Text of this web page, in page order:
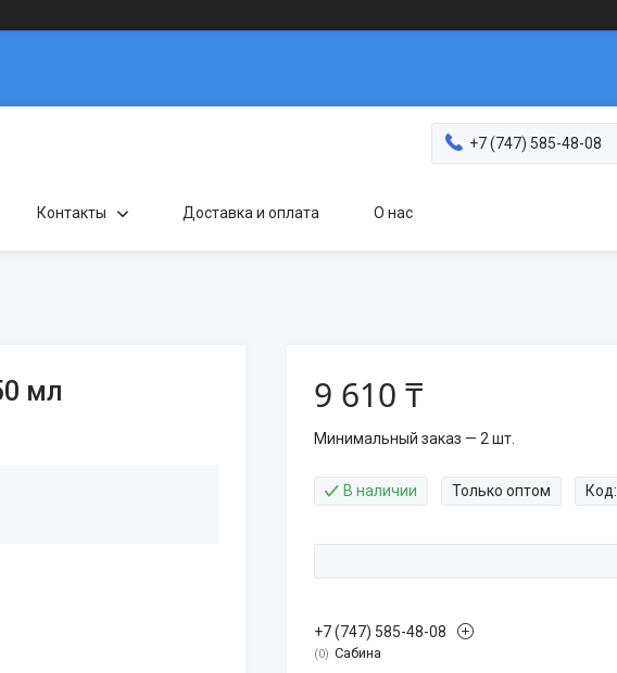
+7 (747) 585-48-08
Контакты Доставка и оплата О нас
мл 9 610 ₸
Минимальный заказ — 2 шт.
В наличии Только оптом Код:
+7 (747) 585-48-08
0 Сабина